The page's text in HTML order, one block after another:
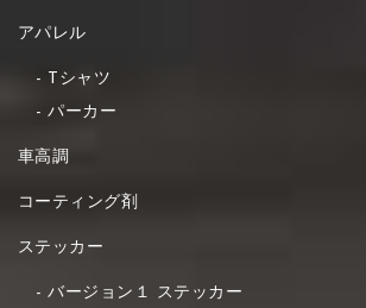
アパレル
Tシャツ
パーカー
車高調
コーティング剤
ステッカー
バージョン１ ステッカー